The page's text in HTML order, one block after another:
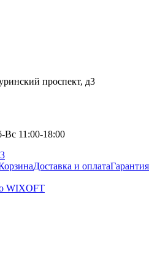
проспект, д3
Вс 11:00-18:00
Доставка и оплатаГарантия
WIXOFT